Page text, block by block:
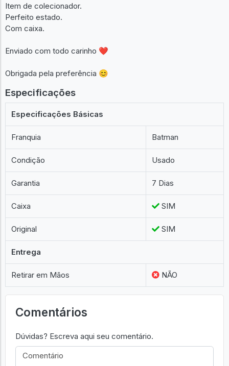
Item de colecionador.
Perfeito estado.
Com caixa.
Enviado com todo carinho ❤
Obrigada pela preferência 😊
Especificações
Especificações Básicas
Franquia Batman
Condição Usado
Garantia 7 Dias
Caixa SIM
Original SIM
Entrega
Retirar em Mãos NÃO
Comentários
Dúvidas? Escreva aqui seu comentário.